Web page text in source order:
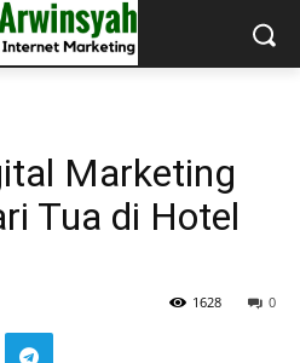
Marketing
Tua di Hotel
0
1628